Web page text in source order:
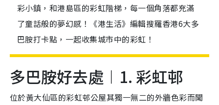
彩小鎮，和港島區的彩虹階梯，每一個角落都充滿
了童話般的夢幻感！《港生活》編輯搜羅香港6大多
巴胺打卡點，一起收集城市中的彩虹！
多巴胺好去處︱1. 彩虹邨
位於黃大仙區的彩虹邨公屋其獨一無二的外牆色彩而聞